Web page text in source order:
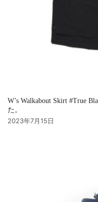
W’s Walkabout Skirt #True
た。
2023年7月15日